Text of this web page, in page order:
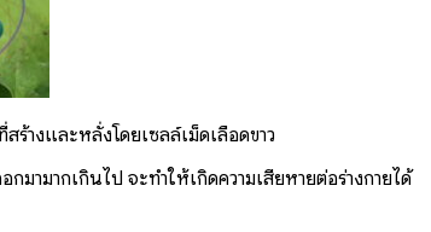
างและหลั่งโดยเซลล์เม็ดเลือดขาว
มามากเกินไป จะทำให้เกิดความเสียหายต่อร่างกายได้